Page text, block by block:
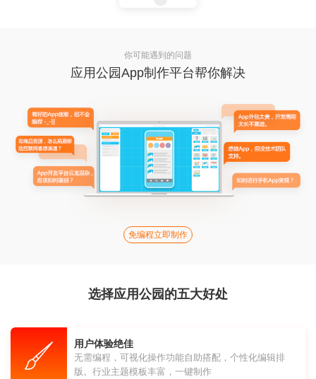
你可能遇到的问题
应用公园App制作平台帮你解决
免编程立即制作
选择应用公园的五大好处
用户体验绝佳
无需编程，可视化操作功能自助搭配，个性化编辑排
版。行业主题模板丰富，一键制作